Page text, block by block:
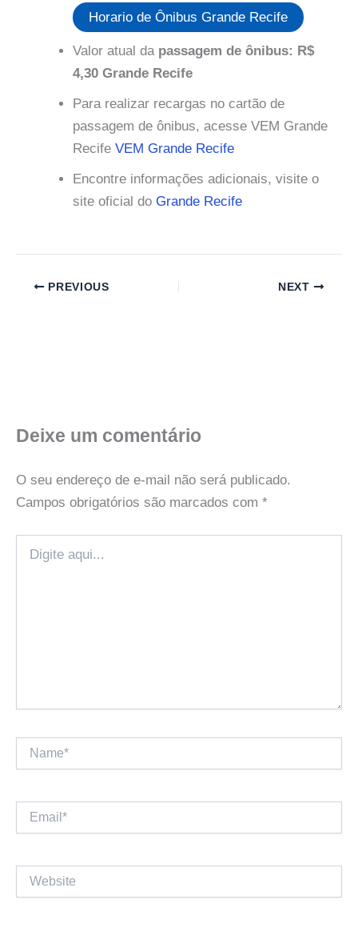
Horario de Ônibus Grande Recife
Valor atual da passagem de ônibus: R$
4,30 Grande Recife
Para realizar recargas no cartão de
passagem de ônibus, acesse VEM Grande
Recife VEM Grande Recife
Encontre informações adicionais, visite o
site oficial do Grande Recife
PREVIOUS NEXT
Deixe um comentário
O seu endereço de e-mail não será publicado.
Campos obrigatórios são marcados com *
aqui...